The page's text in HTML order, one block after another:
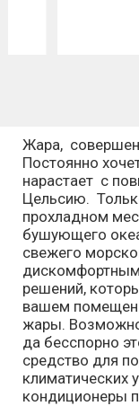
Жара,
Постоянно
нарастает с
Цельсию.
прохладном
бушующего
свежего
решений,
вашем
жары.
да бесспорно
средство для
климатических
кондиционеры